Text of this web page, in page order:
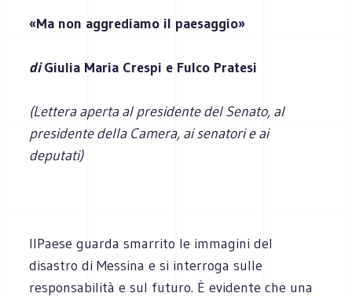
«Ma non aggrediamo il paesaggio»
diGiulia Maria Crespi e Fulco Pratesi
(Lettera aperta al presidente del Senato, al
presidente della Camera, ai senatori e ai
deputati)
IlPaese guarda smarrito le immagini del
disastro di Messina e si interroga sulle
responsabilità e sul futuro. È evidente che una